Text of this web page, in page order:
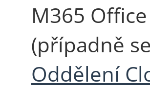
M365
(případně
Oddělení